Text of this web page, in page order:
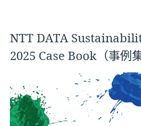
NTT DATA
2025 Case Book（事例集